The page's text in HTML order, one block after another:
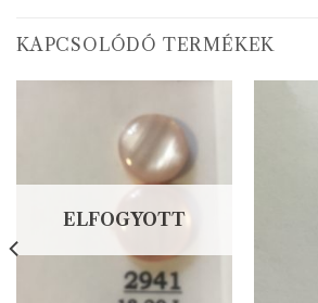
KAPCSOLÓDÓ TERMÉKEK
ELFOGYOTT